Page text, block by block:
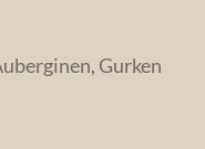
Gurken